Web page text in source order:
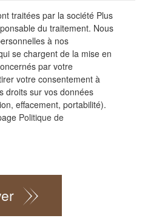
traitées par la société Plus
du traitement. Nous
à nos
se chargent de la mise en
par votre
votre consentement à
droits sur vos données
effacement, portabilité).
Politique de